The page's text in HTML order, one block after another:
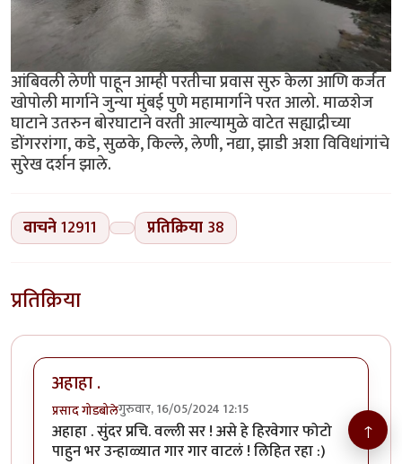
आंबिवली लेणी पाहून आम्ही परतीचा प्रवास सुरु केला आणि कर्जत
खोपोली मार्गाने जुन्या मुंबई पुणे महामार्गाने परत आलो. माळशेज
घाटाने उतरुन बोरघाटाने वरती आल्यामुळे वाटेत सह्याद्रीच्या
डोंगररांगा, कडे, सुळके, किल्ले, लेणी, नद्या, झाडी अशा विविधांगांचे
सुरेख दर्शन झाले.
वाचने12911 प्रतिक्रिया 38
प्रतिक्रिया
अहाहा .
प्रसाद गोडबोलेगुरुवार, 16/05/2024 12:15
अहाहा . सुंदर प्रचि. वल्ली सर ! असे हे हिरवेगार फोटो
पाहुन भर उन्हाळ्यात गार गार वाटलं ! लिहित रहा :)
↑